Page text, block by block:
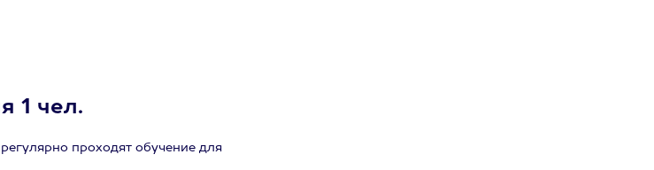
1 чел.
проходят обучение для